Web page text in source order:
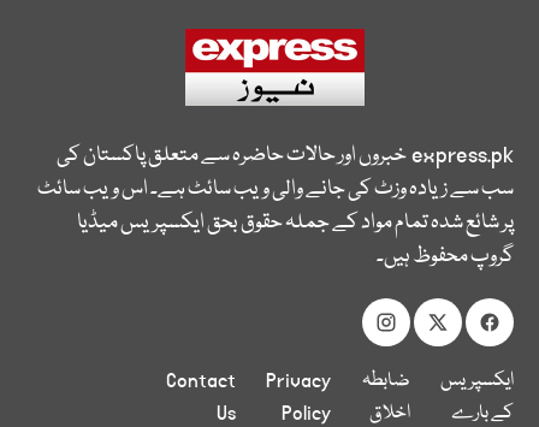
express.pkخبروں اور حالات حاضرہ سے متعلق پاکستان کی
سب سے زیادہ وزٹ کی جانے والی ویب سائٹ ہے۔ اس ویب سائٹ
پر شائع شدہ تمام مواد کے جملہ حقوق بحق ایکسپریس میڈیا
گروپ محفوظ ہیں۔
ایکسپریس
کے بارے
ضابطہ
اخلاق
Privacy
Policy
Contact
Us